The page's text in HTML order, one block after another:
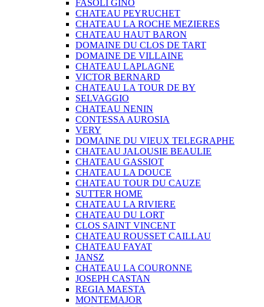
FASOLI GINO
CHATEAU PEYRUCHET
CHATEAU LA ROCHE MEZIERES
CHATEAU HAUT BARON
DOMAINE DU CLOS DE TART
DOMAINE DE VILLAINE
CHATEAU LAPLAGNE
VICTOR BERNARD
CHATEAU LA TOUR DE BY
SELVAGGIO
CHATEAU NENIN
CONTESSA AUROSIA
VERY
DOMAINE DU VIEUX TELEGRAPHE
CHATEAU JALOUSIE BEAULIE
CHATEAU GASSIOT
CHATEAU LA DOUCE
CHATEAU TOUR DU CAUZE
SUTTER HOME
CHATEAU LA RIVIERE
CHATEAU DU LORT
CLOS SAINT VINCENT
CHATEAU ROUSSET CAILLAU
CHATEAU FAYAT
JANSZ
CHATEAU LA COURONNE
JOSEPH CASTAN
REGIA MAESTA
MONTEMAJOR